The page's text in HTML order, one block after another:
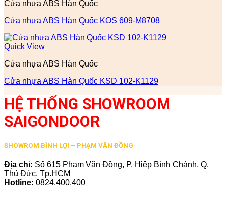
Cửa nhựa ABS Hàn Quốc
Cửa nhựa ABS Hàn Quốc KOS 609-M8708
Quick View
Cửa nhựa ABS Hàn Quốc
Cửa nhựa ABS Hàn Quốc KSD 102-K1129
HỆ THỐNG SHOWROOM
SAIGONDOOR
SHOWROM BÌNH LỢI – PHẠM VĂN ĐỒNG
Địa chỉ: Số 615 Phạm Văn Đồng, P. Hiệp Bình Chánh, Q.
Thủ Đức, Tp.HCM
Hotline: 0824.400.400